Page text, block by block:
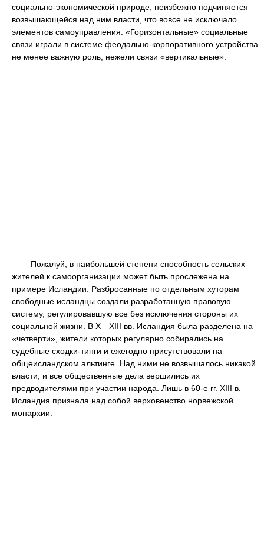
социально-экономической природе, неизбежно подчиняется
возвышающейся над ним власти, что вовсе не исключало
элементов самоуправления. «Горизонтальные» социальные
связи играли в системе феодально-корпоративного устройства
не менее важную роль, нежели связи «вертикальные».
Пожалуй, в наибольшей степени способность сельских
жителей к самоорганизации может быть прослежена на
примере Исландии. Разбросанные по отдельным хуторам
свободные исландцы создали разработанную правовую
систему, регулировавшую все без исключения стороны их
социальной жизни. В X—XIII вв. Исландия была разделена на
«четверти», жители которых регулярно собирались на
судебные сходки-тинги и ежегодно присутствовали на
общеисландском альтинге. Над ними не возвышалось никакой
власти, и все общественные дела вершились их
предводителями при участии народа. Лишь в 60-е гг. XIII в.
Исландия признала над собой верховенство норвежской
монархии.